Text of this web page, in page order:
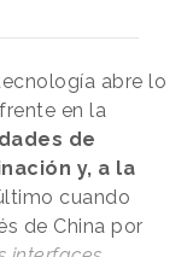
abre lo
en la
de
y, a la
cuando
de China por